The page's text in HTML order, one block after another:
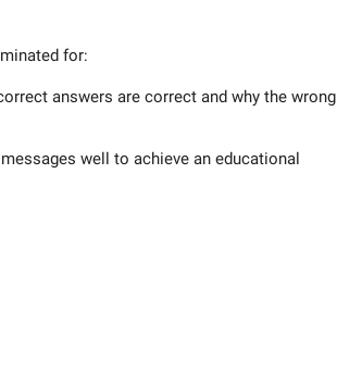
for:
answers are correct and why the wrong
well to achieve an educational